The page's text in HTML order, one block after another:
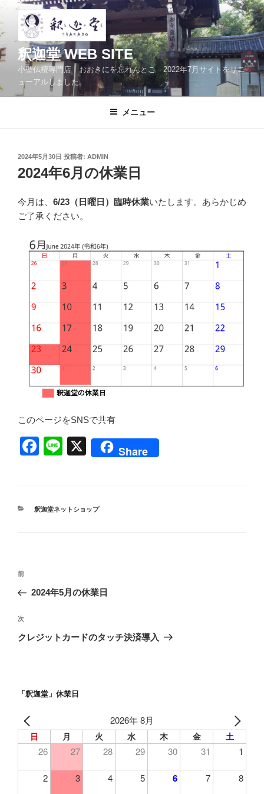
コ
ン
テ
ン
ツ
ス
釈迦堂 WEB SITE
小型仏檀専門店 おおきにを忘れんとこ 2022年7月サイトをリニ
ューアルしました。
メニュー
投
稿
日:
2024年5月30日 投稿者: ADMIN
2024年6月の休業日
今月は、 6/23（日曜日）臨時休業いたします。あらかじめ
ご了承ください。
このページをSNSで共有
F
e
Li
X Share
カ
釈迦堂ネットショップ
投
ナ
ビ
ゲ
ン
前
の
稿
前
2024年5月の休業日
次
の
次
クレジットカードのタッチ決済導入
「釈迦堂」休業日
2026年 8月
日 月 火 水 木 金 土
26 27 28 29 30 31 1
2 3 4 5 6 7 8